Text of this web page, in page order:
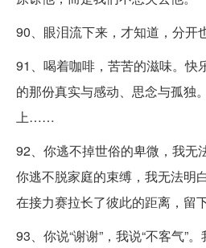
90、眼泪流下来，才知道，分开
91、喝着咖啡，苦苦的滋味。快
的那份真实与感动、思念与孤独
上……
92、你逃不掉世俗的卑微，我无
你逃不脱家庭的束缚，我无法明
在接力赛拉长了彼此的距离，留
93、你说“谢谢”，我说“不客气”